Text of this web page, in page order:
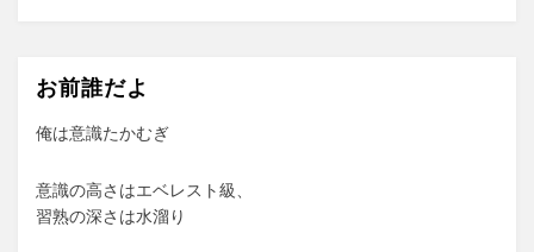
シ
ョ
ン
お前誰だよ
俺は意識たかむぎ
意識の高さはエベレスト級、
習熟の深さは水溜り